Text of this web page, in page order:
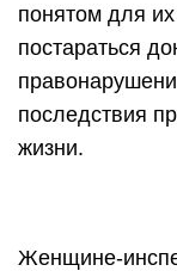
понятом для
постараться
последствия
жизни.
Женщине-